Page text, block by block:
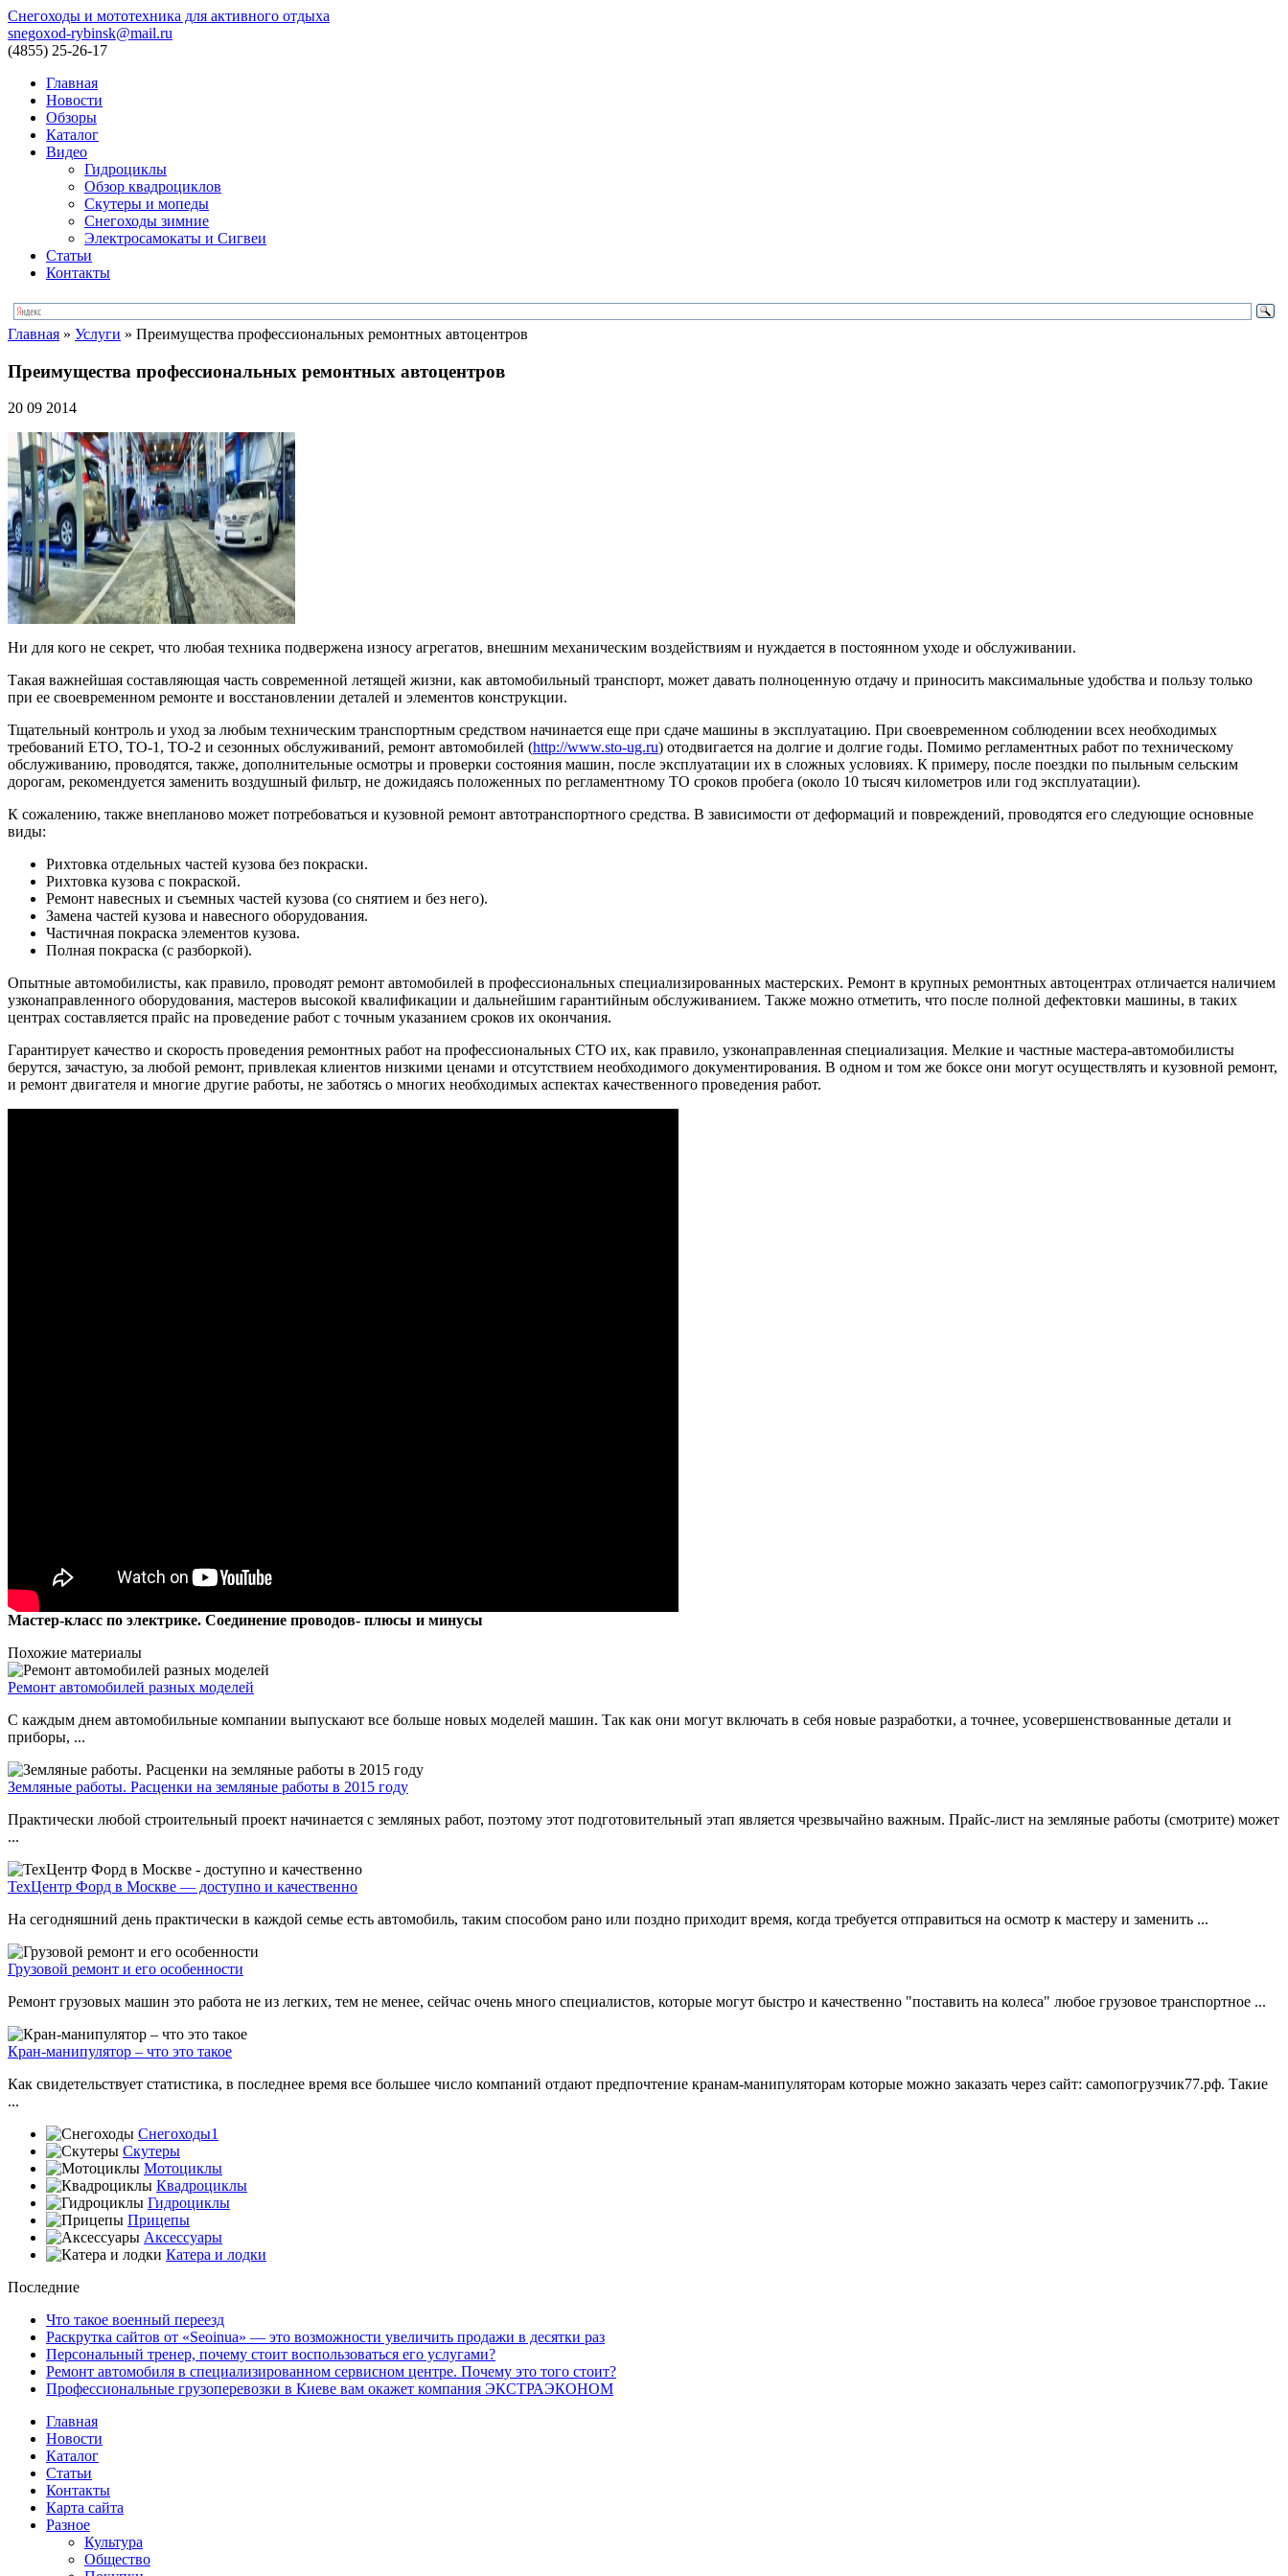
Снегоходы и мототехника для активного отдыха
snegoxod-rybinsk@mail.ru
(4855) 25-26-17
Главная
Новости
Обзоры
Каталог
Видео
Гидроциклы
Обзор квадроциклов
Скутеры и мопеды
Снегоходы зимние
Электросамокаты и Сигвеи
Статьи
Контакты
Главная » Услуги » Преимущества профессиональных ремонтных автоцентров
Преимущества профессиональных ремонтных автоцентров
20 09 2014
Ни для кого не секрет, что любая техника подвержена износу агрегатов, внешним механическим воздействиям и нуждается в постоянном уходе и обслуживании.
Такая важнейшая составляющая часть современной летящей жизни, как автомобильный транспорт, может давать полноценную отдачу и приносить максимальные удобства и пользу только
при ее своевременном ремонте и восстановлении деталей и элементов конструкции.
Тщательный контроль и уход за любым техническим транспортным средством начинается еще при сдаче машины в эксплуатацию. При своевременном соблюдении всех необходимых
требований ЕТО, ТО-1, ТО-2 и сезонных обслуживаний, ремонт автомобилей (http://www.sto-ug.ru) отодвигается на долгие и долгие годы. Помимо регламентных работ по техническому
обслуживанию, проводятся, также, дополнительные осмотры и проверки состояния машин, после эксплуатации их в сложных условиях. К примеру, после поездки по пыльным сельским
дорогам, рекомендуется заменить воздушный фильтр, не дожидаясь положенных по регламентному ТО сроков пробега (около 10 тысяч километров или год эксплуатации).
К сожалению, также внепланово может потребоваться и кузовной ремонт автотранспортного средства. В зависимости от деформаций и повреждений, проводятся его следующие основные
виды:
Рихтовка отдельных частей кузова без покраски.
Рихтовка кузова с покраской.
Ремонт навесных и съемных частей кузова (со снятием и без него).
Замена частей кузова и навесного оборудования.
Частичная покраска элементов кузова.
Полная покраска (с разборкой).
Опытные автомобилисты, как правило, проводят ремонт автомобилей в профессиональных специализированных мастерских. Ремонт в крупных ремонтных автоцентрах отличается наличием
узконаправленного оборудования, мастеров высокой квалификации и дальнейшим гарантийным обслуживанием. Также можно отметить, что после полной дефектовки машины, в таких
центрах составляется прайс на проведение работ с точным указанием сроков их окончания.
Гарантирует качество и скорость проведения ремонтных работ на профессиональных СТО их, как правило, узконаправленная специализация. Мелкие и частные мастера-автомобилисты
берутся, зачастую, за любой ремонт, привлекая клиентов низкими ценами и отсутствием необходимого документирования. В одном и том же боксе они могут осуществлять и кузовной ремонт,
и ремонт двигателя и многие другие работы, не заботясь о многих необходимых аспектах качественного проведения работ.
Мастер-класс по электрике. Соединение проводов- плюсы и минусы
Похожие материалы
Ремонт автомобилей разных моделей
С каждым днем автомобильные компании выпускают все больше новых моделей машин. Так как они могут включать в себя новые разработки, а точнее, усовершенствованные детали и
приборы, ...
Земляные работы. Расценки на земляные работы в 2015 году
Практически любой строительный проект начинается с земляных работ, поэтому этот подготовительный этап является чрезвычайно важным. Прайс-лист на земляные работы (смотрите) может
...
ТехЦентр Форд в Москве — доступно и качественно
На сегодняшний день практически в каждой семье есть автомобиль, таким способом рано или поздно приходит время, когда требуется отправиться на осмотр к мастеру и заменить ...
Грузовой ремонт и его особенности
Ремонт грузовых машин это работа не из легких, тем не менее, сейчас очень много специалистов, которые могут быстро и качественно "поставить на колеса" любое грузовое транспортное ...
Кран-манипулятор – что это такое
Как свидетельствует статистика, в последнее время все большее число компаний отдают предпочтение кранам-манипуляторам которые можно заказать через сайт: самопогрузчик77.рф. Такие
...
Снегоходы1
Скутеры
Мотоциклы
Квадроциклы
Гидроциклы
Прицепы
Аксессуары
Катера и лодки
Последние
Что такое военный переезд
Раскрутка сайтов от «Seoinua» — это возможности увеличить продажи в десятки раз
Персональный тренер, почему стоит воспользоваться его услугами?
Ремонт автомобиля в специализированном сервисном центре. Почему это того стоит?
Профессиональные грузоперевозки в Киеве вам окажет компания ЭКСТРАЭКОНОМ
Главная
Новости
Каталог
Статьи
Контакты
Карта сайта
Разное
Культура
Общество